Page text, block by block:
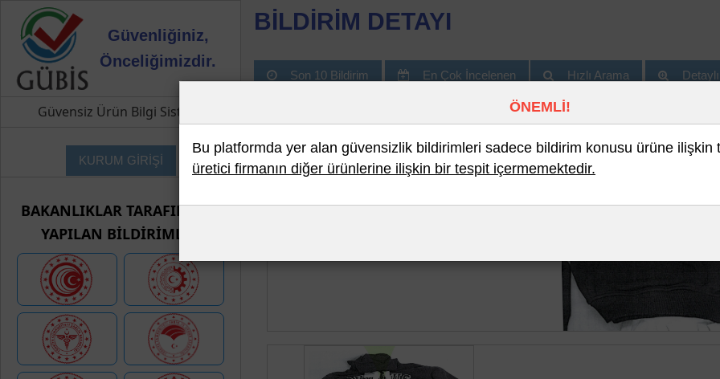
Güvenliğiniz,
Önceliğimizdir.
Güvensiz Ürün Bilgi Sistemi
KURUM GİRİŞİ
BAKANLIKLAR TARAFINDAN
YAPILAN BİLDİRİMLER
BİLDİRİM DETAYI
Son 10 Bildirim En Çok İncelenen Hızlı Arama
ÖNEMLİ!
Bu platformda yer alan güvensizlik bildirimleri sadece bildirim konusu ürüne ilişkin
üretici firmanın diğer ürünlerine ilişkin bir tespit içermemektedir.